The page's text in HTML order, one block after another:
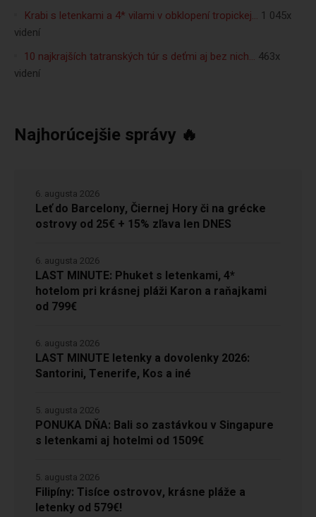
Krabi s letenkami a 4* vilami v obklopení tropickej… 1 045x
videní
10 najkrajších tatranských túr s deťmi aj bez nich… 463x
videní
Najhorúcejšie správy 🔥
Leť do Barcelony, Čiernej Hory či na grécke
ostrovy od 25€ + 15% zľava len DNES
6. augusta 2026
LAST MINUTE: Phuket s letenkami, 4*
hotelom pri krásnej pláži Karon a raňajkami
od 799€
6. augusta 2026
LAST MINUTE letenky a dovolenky 2026:
Santorini, Tenerife, Kos a iné
6. augusta 2026
PONUKA DŇA: Bali so zastávkou v Singapure
s letenkami aj hotelmi od 1509€
5. augusta 2026
Filipíny: Tisíce ostrovov, krásne pláže a
letenky od 579€!
5. augusta 2026